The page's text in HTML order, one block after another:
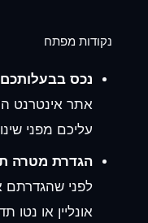
נקודות מפתח
נכס
אתר אינטרנט
עליכם מפני
הגדרת מטרה
לפני שהגדרתם
אונליין או נטו